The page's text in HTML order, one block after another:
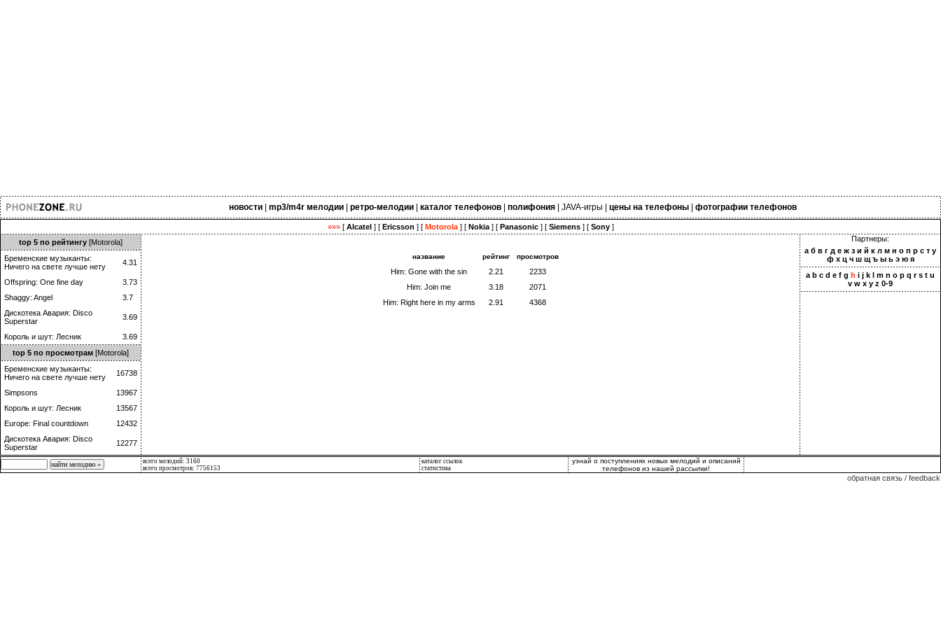
новости| mp3/m4r мелодии| ретро-мелодии| каталог телефонов| полифония| JAVA-игры цены на телефоны| фотографии телефонов
»»»[ Alcatel] [ Ericsson ] [ Motorola] [ Nokia] [ Panasonic] [ Siemens] [ Sony]
top 5 по рейтингу [Motorola]
Бременские музыканты:
Ничего на свете лучше нету
4.31
Offspring: One fine day
3.73
Shaggy: Angel
3.7
Дискотека Авария: Disco
Superstar
3.69
Король и шут: Лесник
3.69
top 5 по просмотрам [Motorola]
Бременские музыканты:
Ничего на свете лучше нету
16738
Simpsons
13967
Король и шут: Лесник
13567
Europe: Final countdown
12432
Дискотека Авария: Disco
Superstar
12277
название рейтинг просмотров
Him: Gone with the sin 2.21
2233
Him: Join me
3.18
2071
Him: Right here in my arms
2.91 4368
Партнеры:
а б в г д е ж з и й к л м н о п р с т у
ф х ц ч ш щ ъ ы ь э ю я
a b c d e f g h i j k l m n o p q r s t u
v w x y z 0-9
всего мелодий: 3160
всего просмотров: 7756153
каталог ссылок
статистика
узнай о поступлениях новых мелодий и описаний
телефонов из нашей рассылки!
обратная связь / feedback